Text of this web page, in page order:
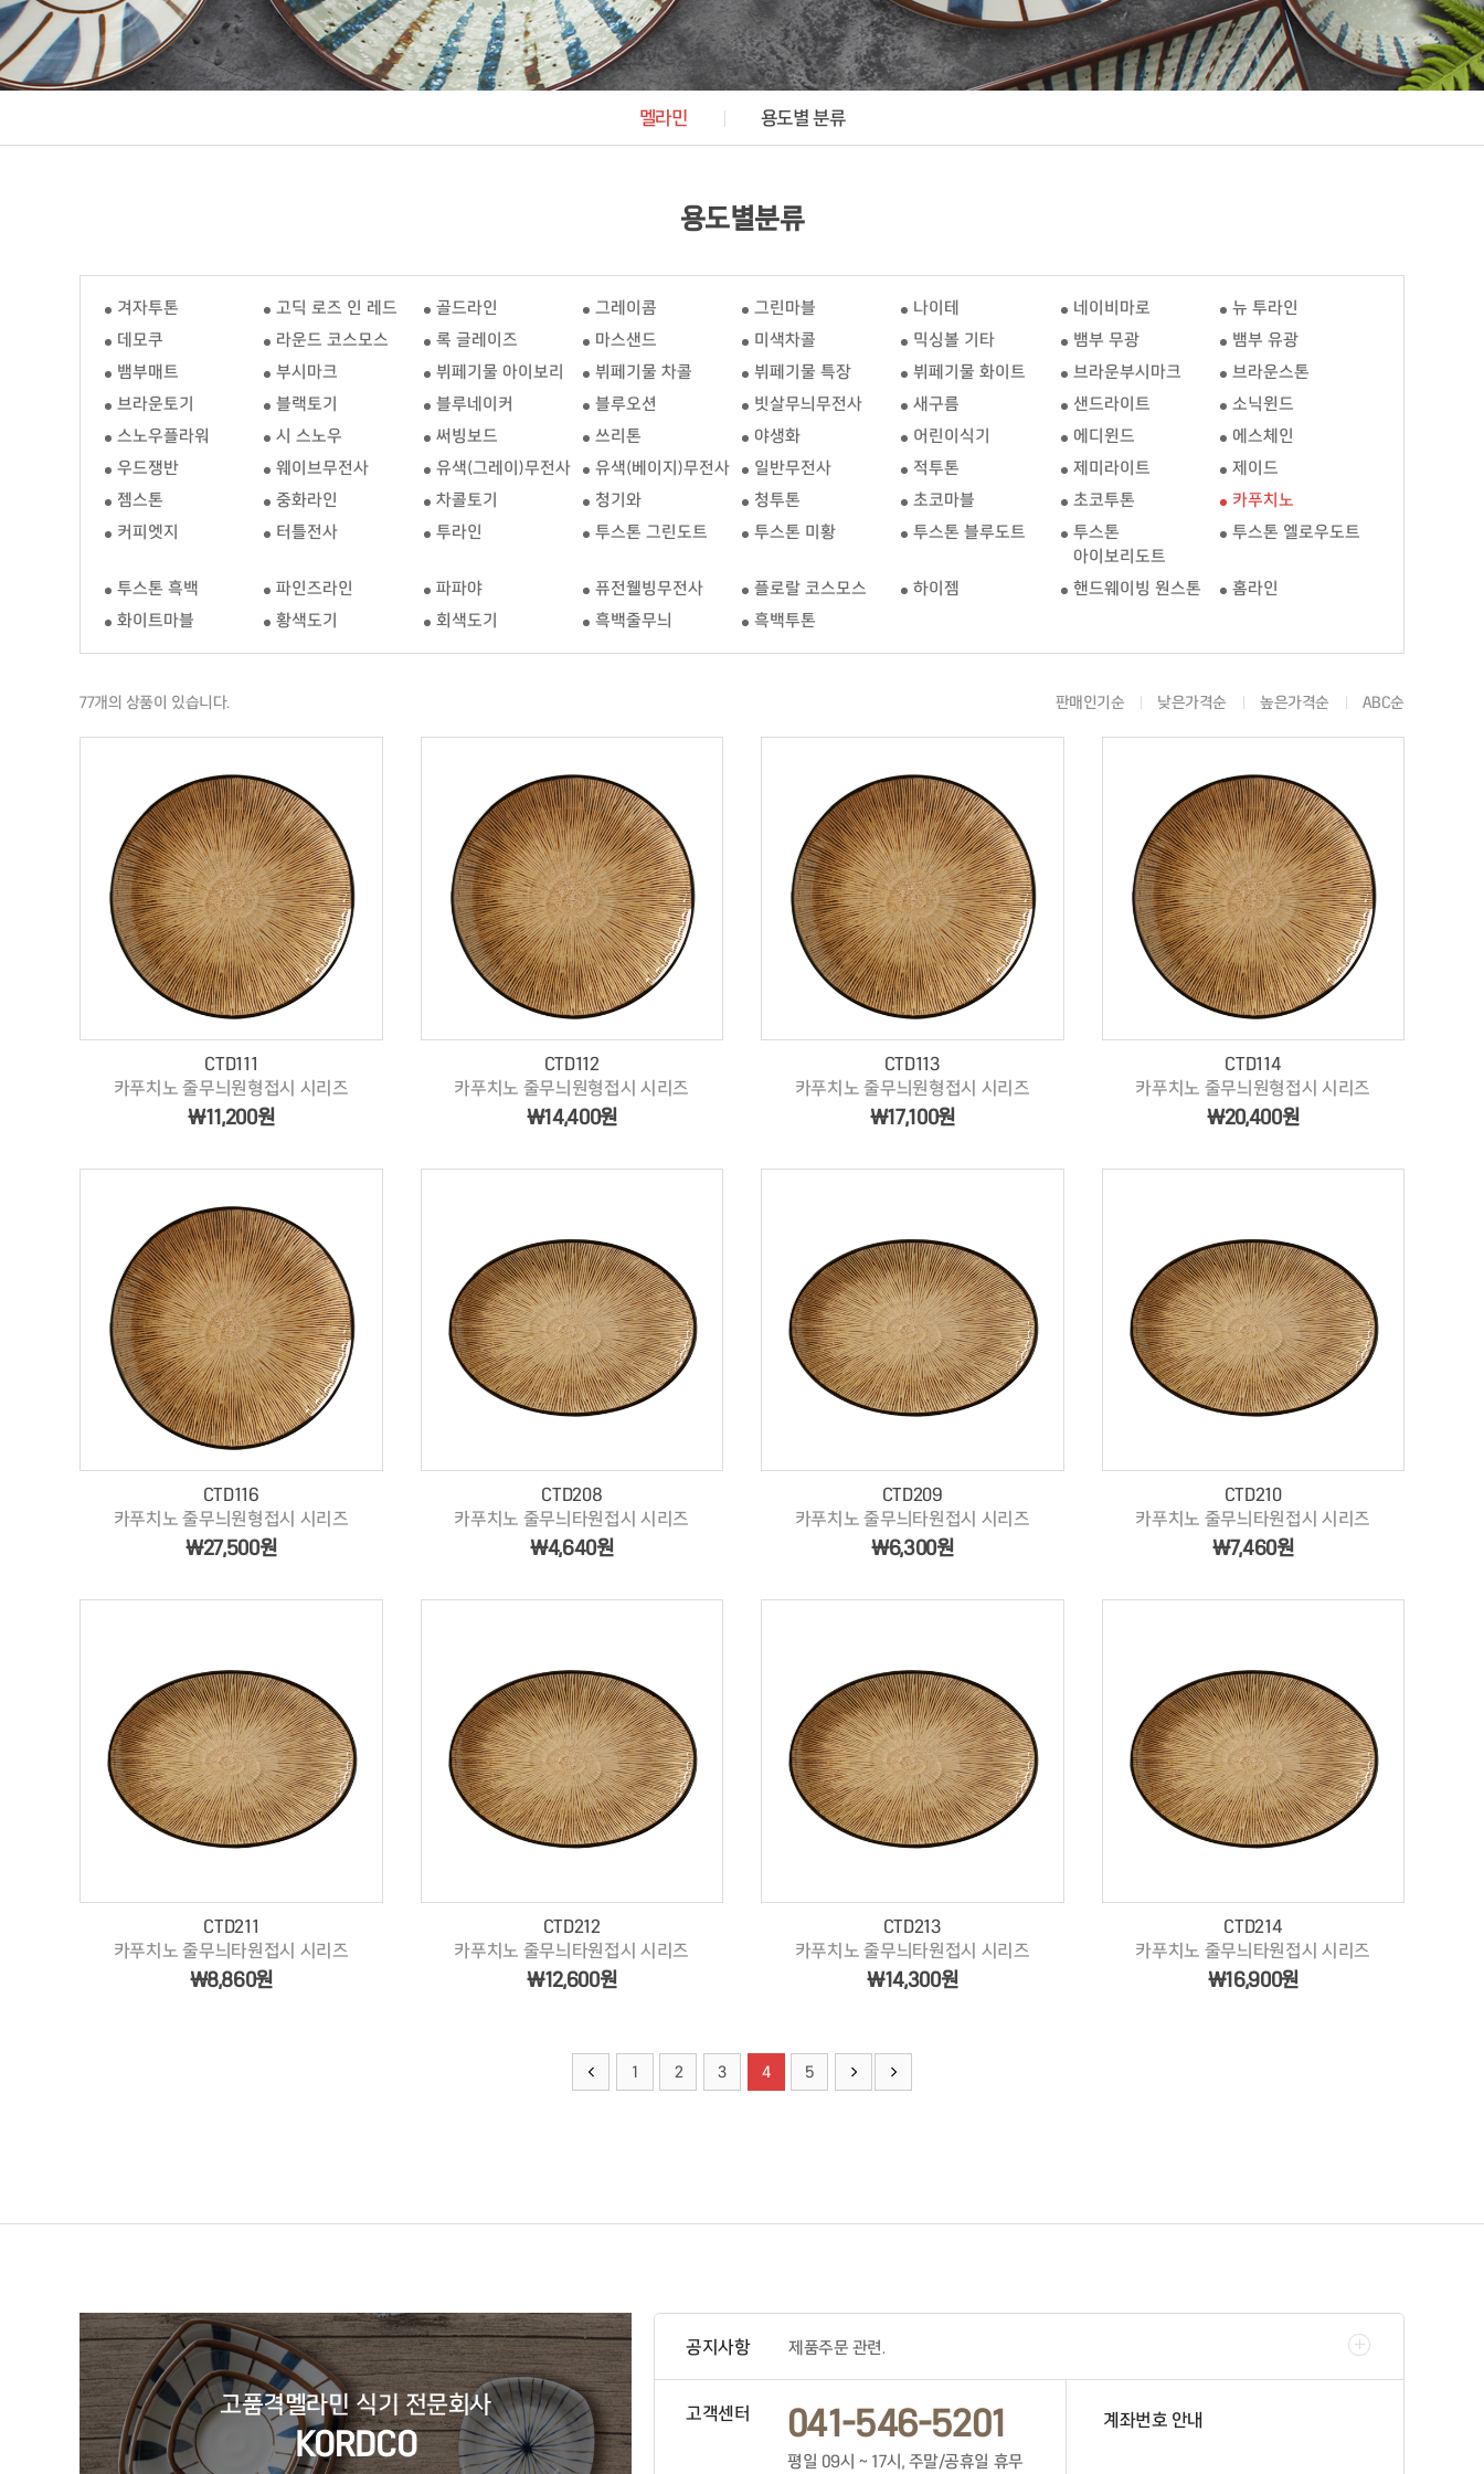
멜라민 용도별 분류
용도별분류
겨자투톤 고딕 로즈 인 레드 골드라인 그레이콤 그린마블 나이테 네이비마로
뉴 투라인
데모쿠
라운드 코스모스 록 글레이즈 마스샌드 미색차콜 믹싱볼 기타 뱀부 무광
뱀부 유광
뱀부매트
부시마크 뷔페기물 아이보리 뷔페기물 차콜 뷔페기물 특장 뷔페기물 화이트 브라운부시마크
브라운스톤
브라운토기
블랙토기 블루네이커 블루오션 빗살무늬무전사 새구름 샌드라이트
소닉윈드
스노우플라워
시 스노우 써빙보드 쓰리톤 야생화 어린이식기 에디윈드
에스체인
우드쟁반
웨이브무전사 유색(그레이)무전사 유색(베이지)무전사 일반무전사 적투톤 제미라이트
제이드
젬스톤
중화라인 차콜토기 청기와 청투톤 초코마블 초코투톤
카푸치노
커피엣지
터틀전사 투라인 투스톤 그린도트 투스톤 미황 투스톤 블루도트
투스톤
아이보리도트
투스톤 엘로우도트
투스톤 흑백 파인즈라인 파파야 퓨전웰빙무전사 플로랄 코스모스 하이젬 핸드웨이빙 원스톤
홈라인
화이트마블
황색도기 회색도기 흑백줄무늬 흑백투톤
77개의 상품이 있습니다. 판매인기순 낮은가격순 높은가격순 ABC순
CTD111
카푸치노 줄무늬원형접시 시리즈
￦11,200원
CTD112
카푸치노 줄무늬원형접시 시리즈
￦14,400원
CTD113
카푸치노 줄무늬원형접시 시리즈
￦17,100원
CTD114
카푸치노 줄무늬원형접시 시리즈
￦20,400원
CTD116
카푸치노 줄무늬원형접시 시리즈
￦27,500원
CTD208
카푸치노 줄무늬타원접시 시리즈
￦4,640원
CTD209
카푸치노 줄무늬타원접시 시리즈
￦6,300원
CTD210
카푸치노 줄무늬타원접시 시리즈
￦7,460원
CTD211
카푸치노 줄무늬타원접시 시리즈
￦8,860원
CTD212
카푸치노 줄무늬타원접시 시리즈
￦12,600원
CTD213
카푸치노 줄무늬타원접시 시리즈
￦14,300원
CTD214
카푸치노 줄무늬타원접시 시리즈
￦16,900원
1 2 3 4 5
고품격멜라민 식기 전문회사
KORDCO
공지사항 제품주문 관련.
고객센터 041-546-5201
평일 09시 ~ 17시, 주말/공휴일 휴무
계좌번호 안내